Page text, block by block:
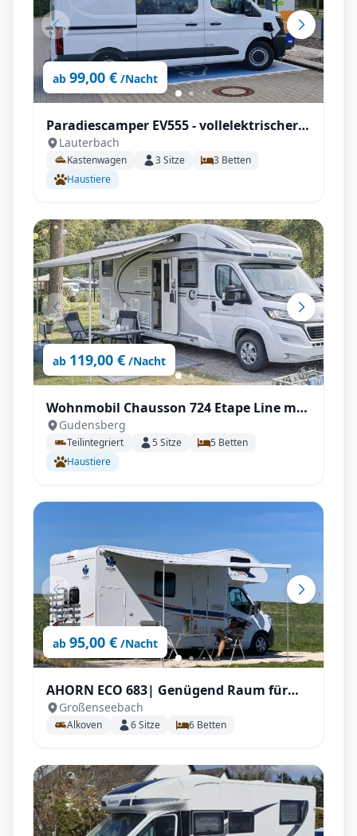
ab 99,00 € /Nacht
Paradiescamper EV555 - vollelektrischer
Kastenwagen, 100% Autark
Lauterbach
Kastenwagen 3Sitze 3 Betten
Haustiere
ab 119,00 € /Nacht
Wohnmobil Chausson 724 Etape Line mit
Klimaanlage, SAT & TV uvm.
Gudensberg
Teilintegriert 5Sitze 5 Betten
Haustiere
ab 95,00 € /Nacht
AHORN ECO 683| Genügend Raum für
Familien mit Klima etc.
Großenseebach
Alkoven 6Sitze 6 Betten